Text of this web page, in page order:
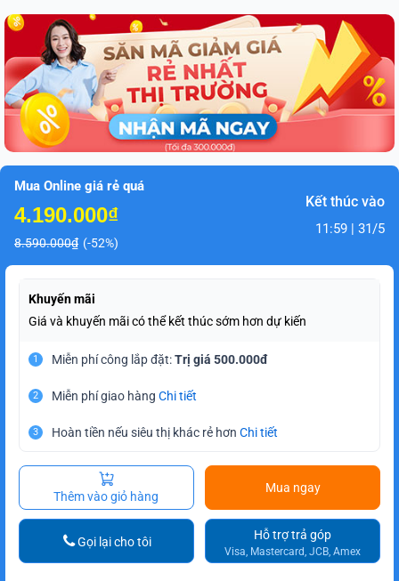
Mua Online giá rẻ quá
4.190.000₫
8.590.000₫ (-52%)
Kết thúc vào
11:59 | 31/5
Khuyến mãi
Giá và khuyến mãi có thể kết thúc sớm hơn dự kiến
1 Miễn phí công lắp đặt:Trị giá 500.000đ
2 Miễn phí giao hàng Chi tiết
3 Hoàn tiền nếu siêu thị khác rẻ hơn Chi tiết
Thêm vào giỏ hàng
Mua ngay
Hỗ trợ trả góp
Visa, Mastercard, JCB, Amex
Gọi lại cho tôi